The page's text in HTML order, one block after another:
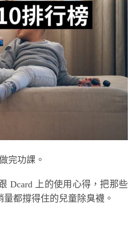
完功課。
Dcard 上的使用心得，把那些
都撐得住的兒童除臭襪。